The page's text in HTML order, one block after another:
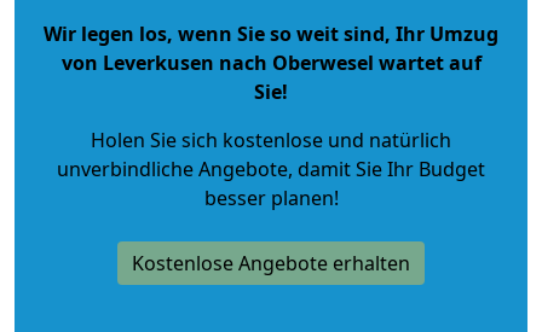
Wir legen los, wenn Sie so weit sind, Ihr Umzug
von Leverkusen nach Oberwesel wartet auf
Sie!
Holen Sie sich kostenlose und natürlich
unverbindliche Angebote, damit Sie Ihr Budget
besser planen!
Kostenlose Angebote erhalten